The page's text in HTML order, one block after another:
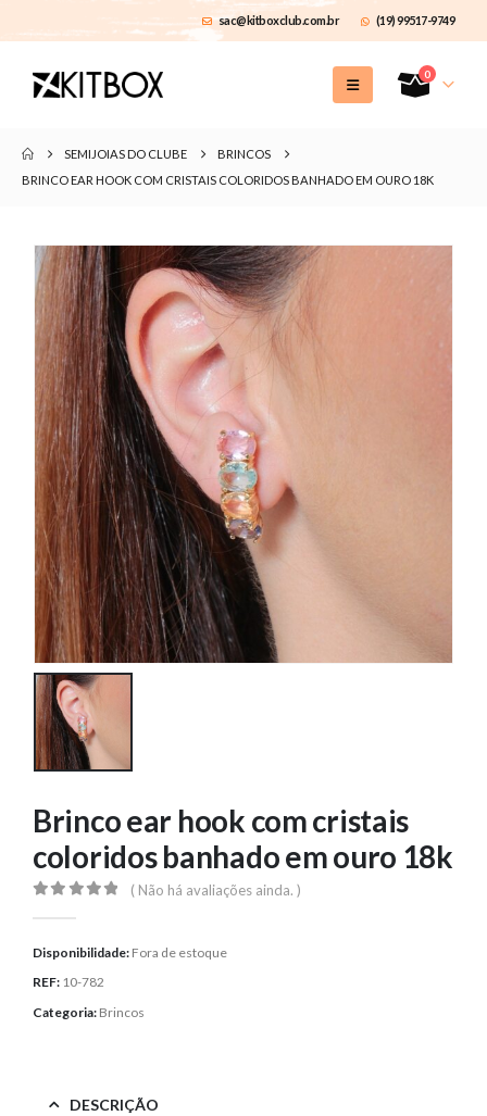
sac@kitboxclub.com.br (19) 99517-9749
0
SEMIJOIAS DO CLUBE
BRINCOS
BRINCO EAR HOOK COM CRISTAIS COLORIDOS BANHADO EM OURO 18K
Brinco ear hook com cristais
coloridos banhado em ouro 18k
( Não há avaliações ainda. )
Disponibilidade: Fora de estoque
REF: 10-782
Categoria: Brincos
DESCRIÇÃO